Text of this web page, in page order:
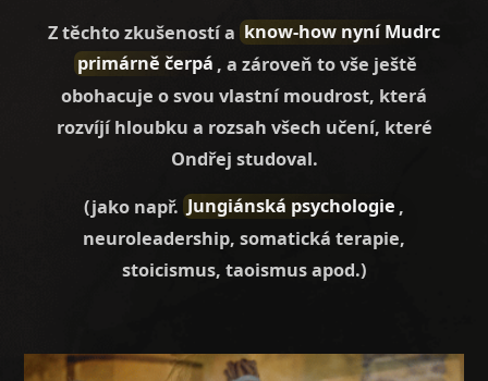
Z těchto zkušeností a know-how nyní Mudrc
primárně čerpá , a zároveň to vše ještě
obohacuje o svou vlastní moudrost, která
rozvíjí hloubku a rozsah všech učení, které
Ondřej studoval.
(jako např. Jungiánská psychologie ,
neuroleadership, somatická terapie,
stoicismus, taoismus apod.)